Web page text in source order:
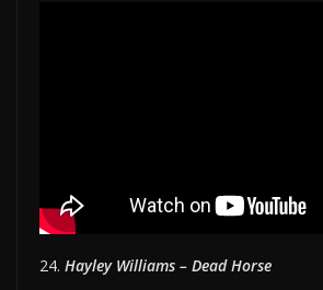
24. Hayley Williams – Dead Horse